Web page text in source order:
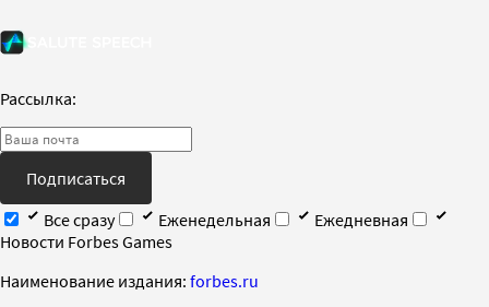
Рассылка:
Подписаться
Все сразу
Еженедельная
Ежедневная
Новости Forbes Games
Наименование издания: forbes.ru